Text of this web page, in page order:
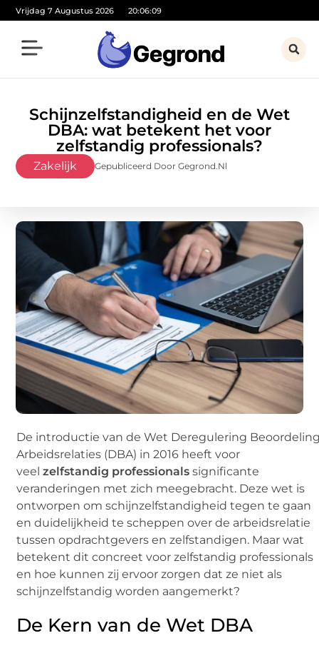
Vrijdag 7 Augustus 2026 20:06:10
Schijnzelfstandigheid en de Wet
DBA: wat betekent het voor
zelfstandig professionals?
Zakelijk Gepubliceerd Door Gegrond.nl
De introductie van de Wet Deregulering
Arbeidsrelaties (DBA) in 2016 heeft voor
veelzelfstandig professionals significante
veranderingen met zich meegebracht. Deze wet is
ontworpen om schijnzelfstandigheid tegen te gaan
en duidelijkheid te scheppen over de arbeidsrelatie
tussen opdrachtgevers en zelfstandigen. Maar wat
betekent dit concreet voor zelfstandig professionals
en hoe kunnen zij ervoor zorgen dat ze niet als
schijnzelfstandig worden aangemerkt?
De Kern van de Wet DBA